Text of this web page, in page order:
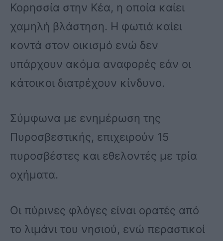
Κορησσία στην Κέα, η οποία καίει
χαμηλή βλάστηση. Η φωτιά καίει
κοντά στον οικισμό ενώ δεν
υπάρχουν ακόμα αναφορές εάν οι
κάτοικοι διατρέχουν κίνδυνο.
Σύμφωνα με ενημέρωση της
Πυροσβεστικής, επιχειρούν 15
πυροσβέστες και εθελοντές με τρία
οχήματα.
Οι πύρινες φλόγες είναι ορατές από
το λιμάνι του νησιού, ενώ περαστικοί